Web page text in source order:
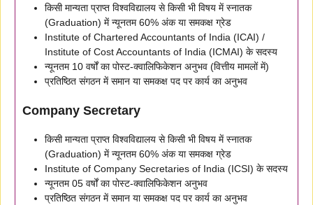
किसी मान्यता प्राप्त विश्वविद्यालय से किसी भी विषय में स्नातक
(Graduation) में न्यूनतम 60% अंक या समकक्ष ग्रेड
Institute of Chartered Accountants of India (ICAI) /
Institute of Cost Accountants of India (ICMAI) के सदस्य
न्यूनतम 10 वर्षों का पोस्ट-क्वालिफिकेशन अनुभव (वित्तीय मामलों में)
प्रतिष्ठित संगठन में समान या समकक्ष पद पर कार्य का अनुभव
Company Secretary
किसी मान्यता प्राप्त विश्वविद्यालय से किसी भी विषय में स्नातक
(Graduation) में न्यूनतम 60% अंक या समकक्ष ग्रेड
Institute of Company Secretaries of India (ICSI) के सदस्य
न्यूनतम 05 वर्षों का पोस्ट-क्वालिफिकेशन अनुभव
प्रतिष्ठित संगठन में समान या समकक्ष पद पर कार्य का अनुभव